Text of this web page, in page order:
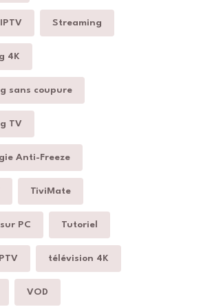
Streaming
4K
sans coupure
TV
Anti-Freeze
TiviMate
PC Tutoriel
télévision 4K
VOD